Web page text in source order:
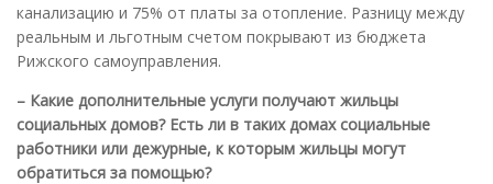
канализацию и 75% от платы за отопление. Разницу между
реальным и льготным счетом покрывают из бюджета
Рижского самоуправления.
– Какие дополнительные услуги получают жильцы
социальных домов? Есть ли в таких домах социальные
работники или дежурные, к которым жильцы могут
обратиться за помощью?